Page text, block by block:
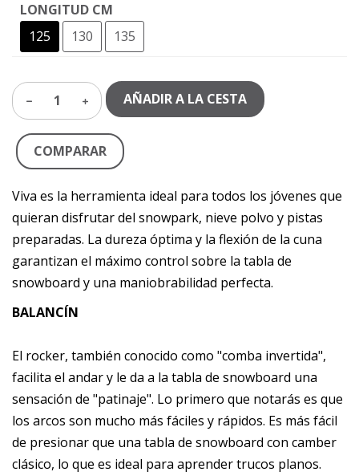
LONGITUD CM
125
130 135
1 AÑADIR A LA CESTA
COMPARAR
Viva es la herramienta ideal para todos los jóvenes que
quieran disfrutar del snowpark, nieve polvo y pistas
preparadas. La dureza óptima y la flexión de la cuna
garantizan el máximo control sobre la tabla de
snowboard y una maniobrabilidad perfecta.
BALANCÍN
El rocker, también conocido como "comba invertida",
facilita el andar y le da a la tabla de snowboard una
sensación de "patinaje". Lo primero que notarás es que
los arcos son mucho más fáciles y rápidos. Es más fácil
de presionar que una tabla de snowboard con camber
clásico, lo que es ideal para aprender trucos planos.